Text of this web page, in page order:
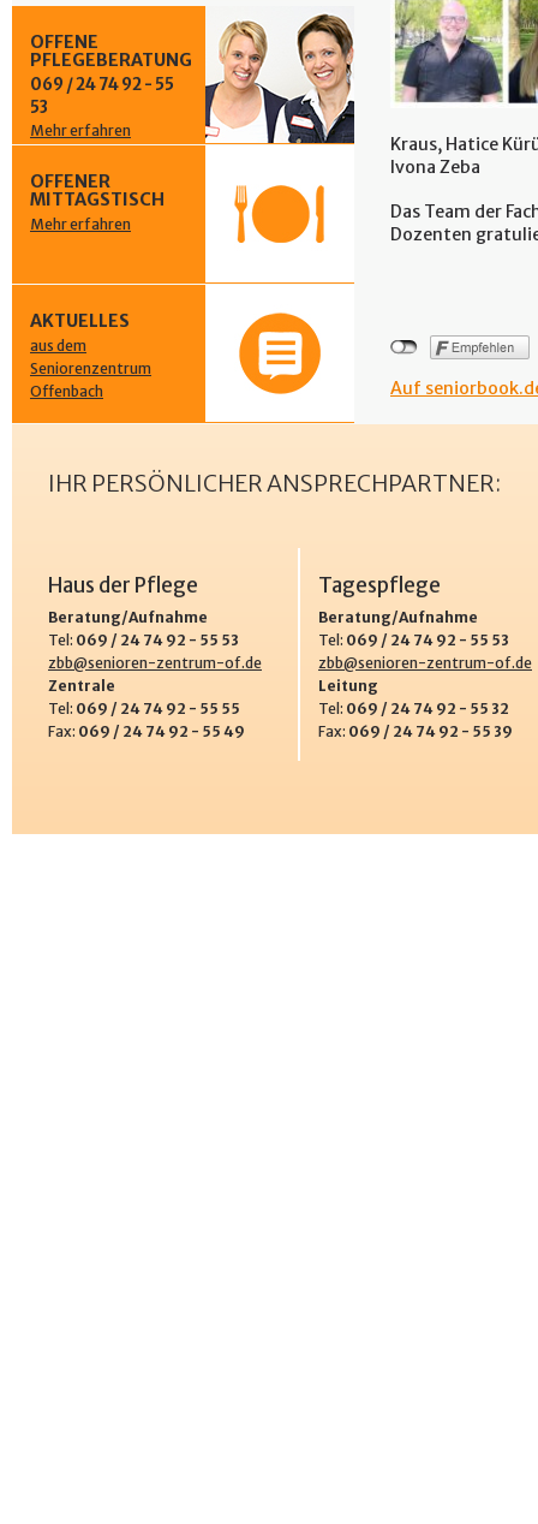
OFFENE
PFLEGEBERATUNG
069 / 24 74 92 - 55
53
Mehr erfahren
OFFENER
MITTAGSTISCH
Mehr erfahren
AKTUELLES
aus dem
Seniorenzentrum
Offenbach
Kraus, Hatice
Ivona Zeba
Das Team der
Dozenten
Auf
IHR PERSÖNLICHER ANSPRECHPARTNER:
Haus der Pflege
Beratung/Aufnahme
Tel: 069 / 24 74 92 - 55 53
zbb@senioren-zentrum-of.de
Zentrale
Tel: 069 / 24 74 92 - 55 55
Fax: 069 / 24 74 92 - 55 49
Tagespflege
Beratung/Aufnahme
Tel: 069 / 24 74 92 - 55 53
zbb@senioren-zentrum-of.de
Leitung
Tel: 069 / 24 74 92 - 55 32
Fax: 069 / 24 74 92 - 55 39